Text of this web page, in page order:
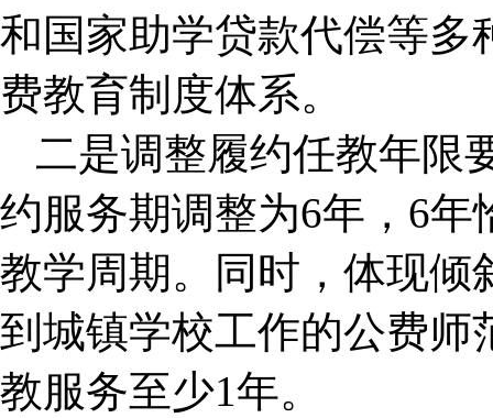
和国家助学贷款代偿等多
费教育制度体系。
二是调整履约任教年限
约服务期调整为6年，6
教学周期。同时，体现倾
到城镇学校工作的公费师
教服务至少1年。